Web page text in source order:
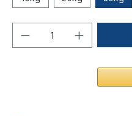
Produkt Anzahl: